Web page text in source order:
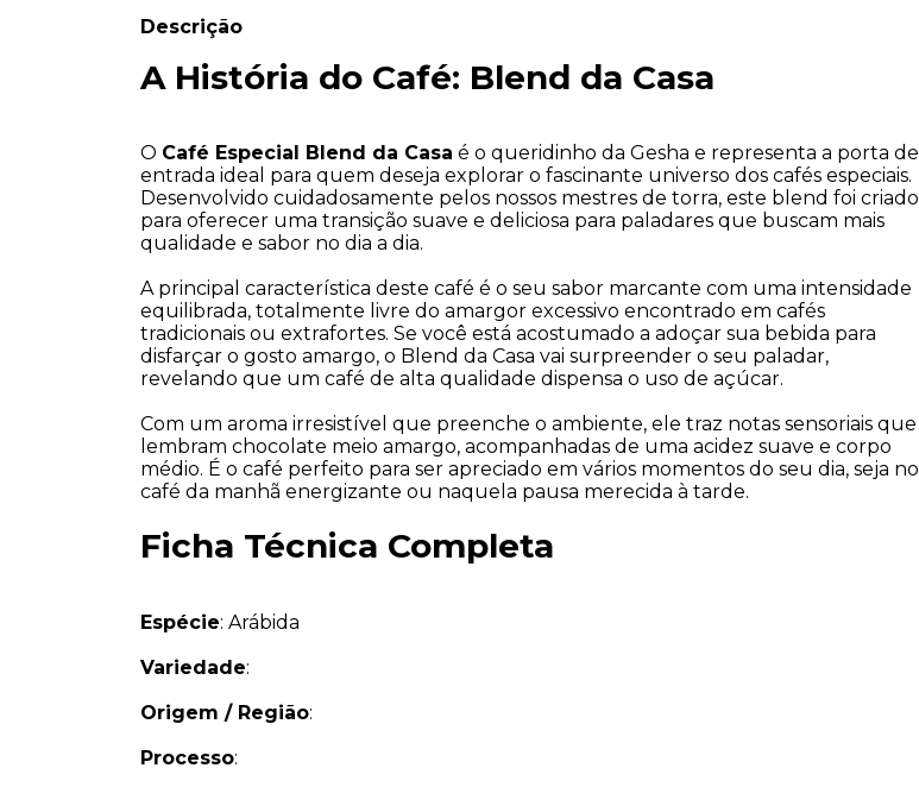
Descrição
A História do Café: Blend da Casa
O Café Especial Blend da Casa é o queridinho da Gesha e representa a porta de
entrada ideal para quem deseja explorar o fascinante universo dos cafés especiais.
Desenvolvido cuidadosamente pelos nossos mestres de torra, este blend foi criado
para oferecer uma transição suave e deliciosa para paladares que buscam mais
qualidade e sabor no dia a dia.
A principal característica deste café é o seu sabor marcante com uma intensidade
equilibrada, totalmente livre do amargor excessivo encontrado em cafés
tradicionais ou extrafortes. Se você está acostumado a adoçar sua bebida para
disfarçar o gosto amargo, o Blend da Casa vai surpreender o seu paladar,
revelando que um café de alta qualidade dispensa o uso de açúcar.
Com um aroma irresistível que preenche o ambiente, ele traz notas sensoriais que
lembram chocolate meio amargo, acompanhadas de uma acidez suave e corpo
médio. É o café perfeito para ser apreciado em vários momentos do seu dia, seja no
café da manhã energizante ou naquela pausa merecida à tarde.
Ficha Técnica Completa
Espécie: Arábida
Variedade:
Origem / Região:
Processo: